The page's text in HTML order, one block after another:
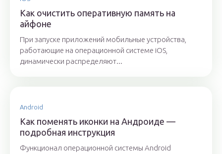
Как очистить оперативную память на
айфоне
При запуске приложений мобильные устройства,
работающие на операционной системе iOS,
динамически распределяют...
Android
Как поменять иконки на Андроиде —
подробная инструкция
Функционал операционной системы Android